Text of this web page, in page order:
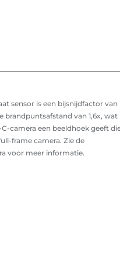
sensor is een bijsnijdfactor van
brandpuntsafstand van 1,6x, wat
camera een beeldhoek geeft
frame camera. Zie de
voor meer informatie.